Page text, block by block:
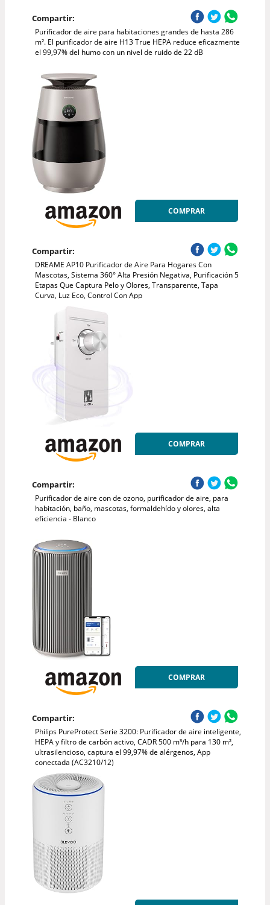
Compartir:
Purificador de aire para habitaciones grandes de hasta 286
m². El purificador de aire H13 True HEPA reduce eficazmente
el 99,97% del humo con un nivel de ruido de 22 dB
COMPRAR
Compartir:
DREAME AP10 Purificador de Aire Para Hogares Con
Mascotas, Sistema 360° Alta Presión Negativa, Purificación 5
Etapas Que Captura Pelo y Olores, Transparente, Tapa
Curva, Luz Eco, Control Con App
COMPRAR
Compartir:
Purificador de aire con de ozono, purificador de aire, para
habitación, baño, mascotas, formaldehído y olores, alta
eficiencia - Blanco
COMPRAR
Compartir:
Philips PureProtect Serie 3200: Purificador de aire inteligente,
HEPA y filtro de carbón activo, CADR 500 m³/h para 130 m²,
ultrasilencioso, captura el 99,97% de alérgenos, App
conectada (AC3210/12)